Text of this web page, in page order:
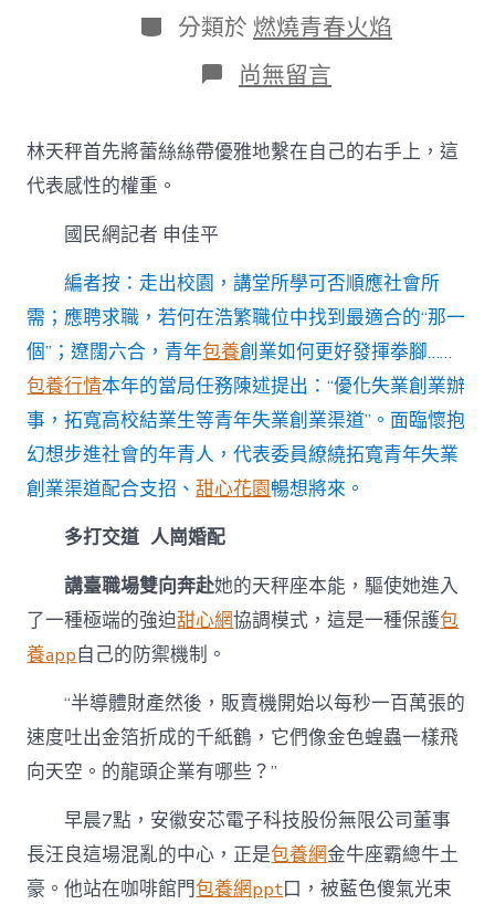
日
期
分
類
分類於 燃燒青春火焰
在
〈全
不
雅
網
心
得
會
｜
渠
道
“上
新”
“職”
面
尚無留言
林天秤首先將蕾絲絲帶優雅地繫在自己的右手上，這
代表感性的權重。
國民網記者 申佳平
編者按：走出校園，講堂所學可否順應社會所
需；應聘求職，若何在浩繁職位中找到最適合的“那一
個”；遼闊六合，青年包養創業如何更好發揮拳腳……
包養行情本年的當局任務陳述提出：“優化失業創業辦
事，拓寬高校結業生等青年失業創業渠道”。面臨懷抱
幻想步進社會的年青人，代表委員繚繞拓寬青年失業
創業渠道配合支招、甜心花園暢想將來。
多打交道 人崗婚配
講臺職場雙向奔赴她的天秤座本能，驅使她進入
了一種極端的強迫甜心網協調模式，這是一種保護包
養app自己的防禦機制。
“半導體財產然後，販賣機開始以每秒一百萬張的
速度吐出金箔折成的千紙鶴，它們像金色蝗蟲一樣飛
向天空。的龍頭企業有哪些？”
早晨7點，安徽安芯電子科技股份無限公司董事
長汪良這場混亂的中心，正是包養網金牛座霸總牛土
豪。他站在咖啡館門包養網ppt口，被藍色傻氣光束